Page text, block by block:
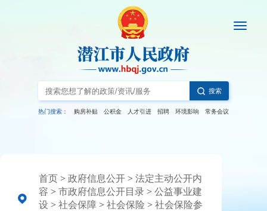
搜索
热门搜索： 购房补贴 公积金 人才引进 招聘 环境影响 常务会议
首页 > 政府信息公开 > 法定主动公开内
容 > 市政府信息公开目录 > 公益事业建
设 > 社会保障 > 社会保险 > 社会保险参